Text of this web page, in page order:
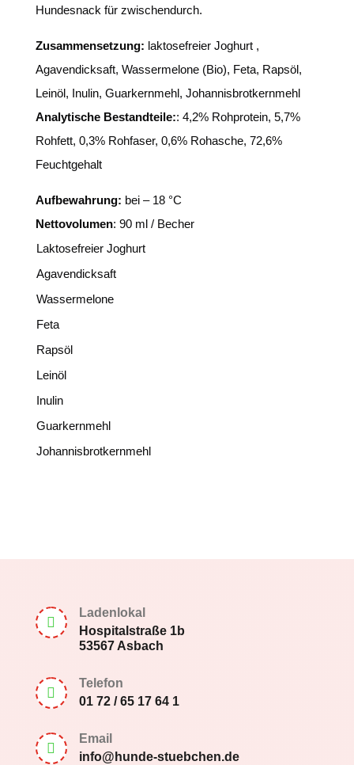
Hundesnack für zwischendurch.
Zusammensetzung: laktosefreier Joghurt ,
Agavendicksaft, Wassermelone (Bio), Feta, Rapsöl,
Leinöl, Inulin, Guarkernmehl, Johannisbrotkernmehl
Analytische Bestandteile:: 4,2% Rohprotein, 5,7%
Rohfett, 0,3% Rohfaser, 0,6% Rohasche, 72,6%
Feuchtgehalt
Aufbewahrung: bei – 18 °C
Nettovolumen: 90 ml / Becher
Laktosefreier Joghurt
Agavendicksaft
Wassermelone
Feta
Rapsöl
Leinöl
Inulin
Guarkernmehl
Johannisbrotkernmehl

Ladenlokal
Hospitalstraße 1b
53567 Asbach

Telefon
01 72 / 65 17 64 1

Email
info@hunde-stuebchen.de